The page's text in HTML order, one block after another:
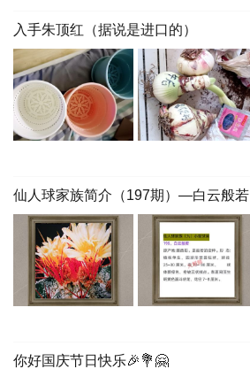
入手朱顶红（据说是进口的）
仙人球家族简介（197期）—白云般若
你好国庆节日快乐🎉💐🤗